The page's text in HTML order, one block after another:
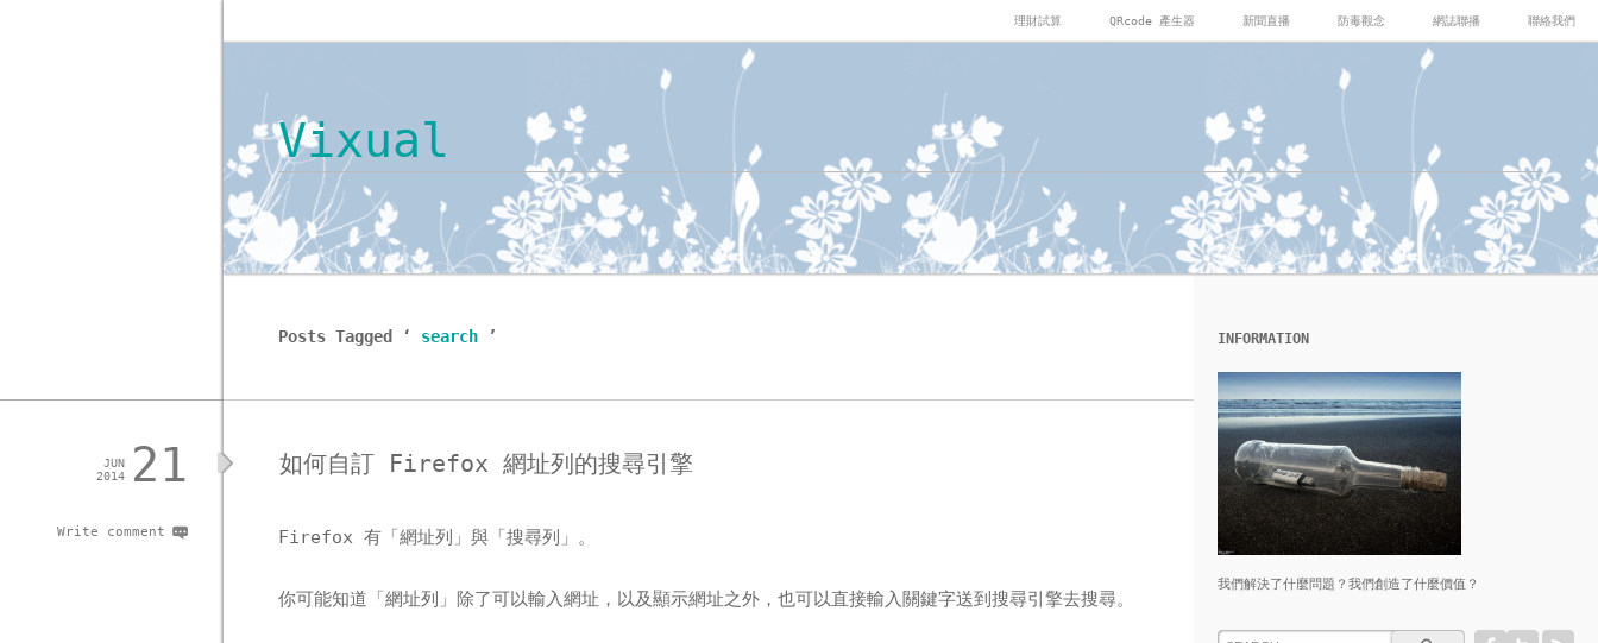
理財試算 QRcode 產生器 新聞直播 防毒觀念 網誌聯播 聯絡我們
Vixual
Posts Tagged ‘ search ’
如何自訂 Firefox 網址列的搜尋引擎
Firefox 有「網址列」與「搜尋列」。
你可能知道「網址列」除了可以輸入網址，以及顯示網址之外，也可以直接輸入關鍵字送到搜尋引擎去搜尋。
21
JUN
2014
Write comment
INFORMATION
我們解決了什麼問題？我們創造了什麼價值？